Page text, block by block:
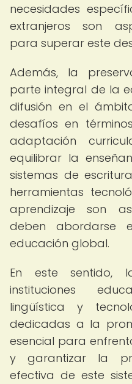
necesidades
extranjeros son
para superar este
Además, la
parte integral de la
difusión en el
desafíos en
adaptación
equilibrar la
sistemas de
herramientas
aprendizaje son
deben abordarse
educación global.
En este sentido,
instituciones
lingüística y
dedicadas a la
esencial para
y garantizar la
efectiva de este